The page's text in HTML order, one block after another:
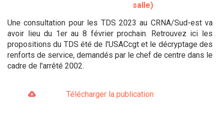
salle)
Une consultation pour les TDS 2023 au CRNA/Sud-est va
avoir lieu du 1er au 8 février prochain. Retrouvez ici les
propositions du TDS été de l'USACcgt et le décryptage des
renforts de service, demandés par le chef de centre dans le
cadre de l'arrêté 2002.
Télécharger la publication